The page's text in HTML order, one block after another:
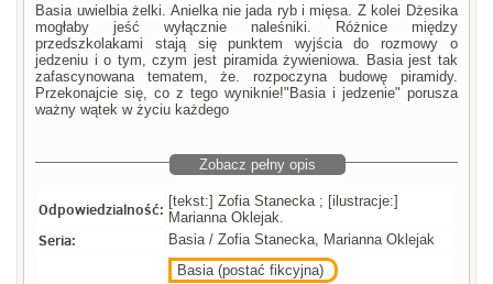
Basia uwielbia żelki. Anielka nie jada ryb i mięsa. Z kolei Dżesika
mogłaby jeść wyłącznie naleśniki. Różnice między
przedszkolakami stają się punktem wyjścia do rozmowy o
jedzeniu i o tym, czym jest piramida żywieniowa. Basia jest tak
zafascynowana tematem, że. rozpoczyna budowę piramidy.
Przekonajcie się, co z tego wyniknie!"Basia i jedzenie" porusza
ważny wątek w życiu każdego
Zobacz pełny opis
Odpowiedzialność: [tekst:] Zofia Stanecka ; [ilustracje:]
Marianna Oklejak.
Seria: Basia / Zofia Stanecka, Marianna Oklejak
Basia (postać fikcyjna)